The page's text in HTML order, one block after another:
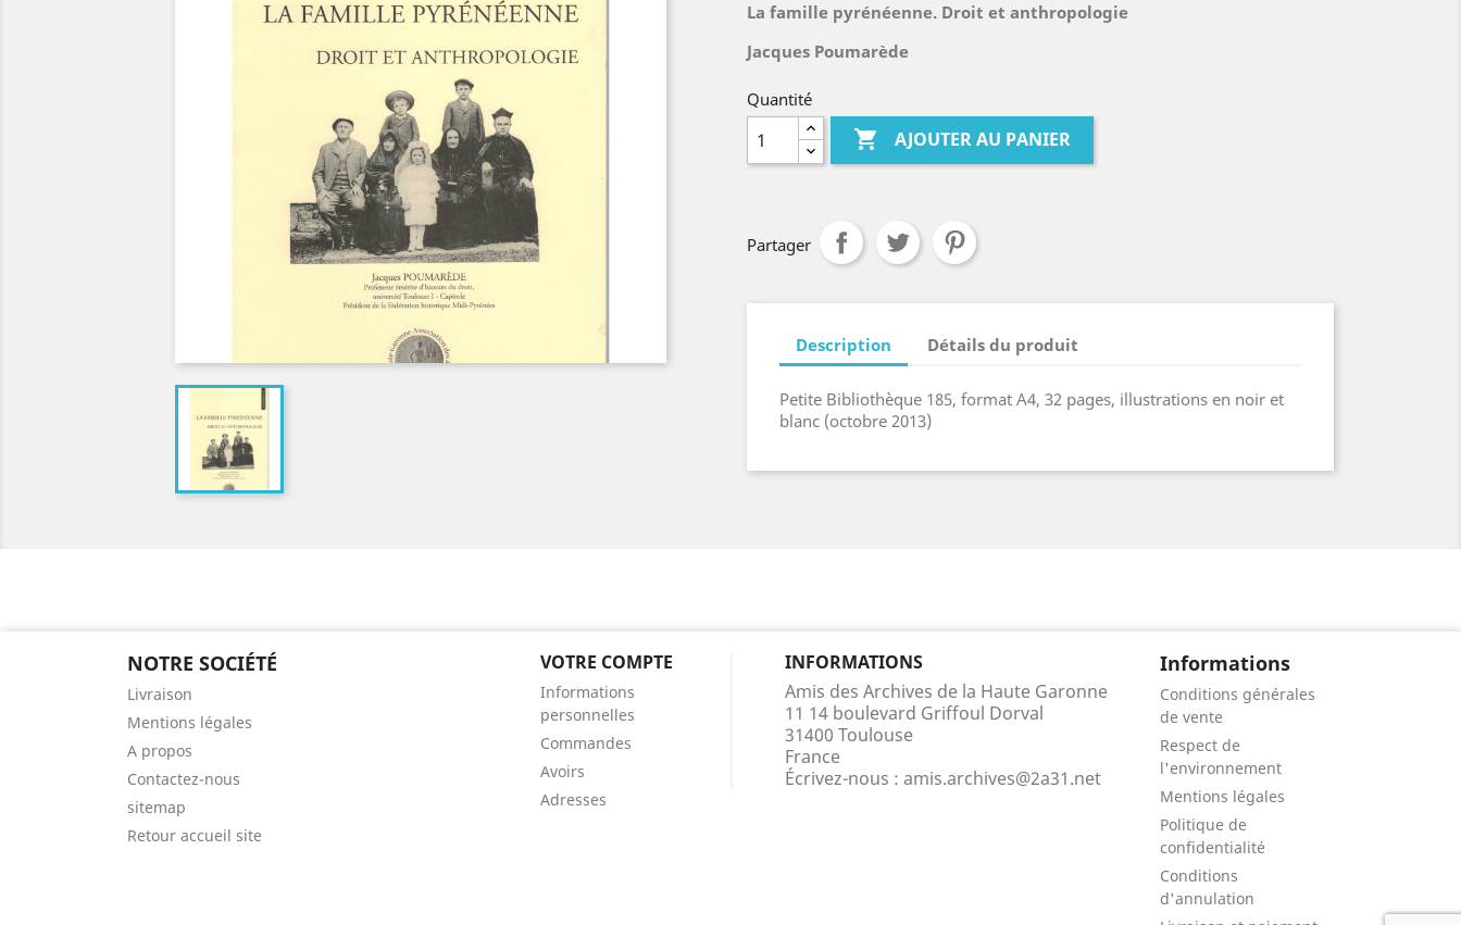
La famille pyrénéenne. Droit et anthropologie
Jacques Poumarède
Quantité
 AJOUTER AU PANIER
Partager
Description Détails du produit
Petite Bibliothèque 185, format A4, 32 pages, illustrations en noir et
blanc (octobre 2013)
NOTRE SOCIÉTÉ
Livraison
Mentions légales
A propos
Contactez-nous
sitemap
Retour accueil site
VOTRE COMPTE
Informations
personnelles
Commandes
Avoirs
Adresses
INFORMATIONS
Amis des Archives de la Haute Garonne
11 14 boulevard Griffoul Dorval
31400 Toulouse
France
Écrivez-nous : amis.archives@2a31.net
Informations
Conditions générales
de vente
Respect de
l'environnement
Mentions légales
Politique de
confidentialité
Conditions
d'annulation